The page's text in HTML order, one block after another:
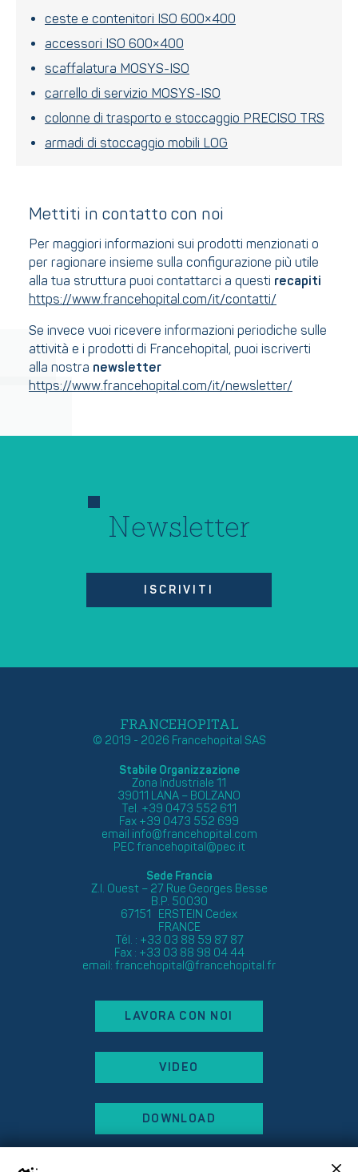
ceste e contenitori ISO 600×400
accessori ISO 600×400
scaffalatura MOSYS-ISO
carrello di servizio MOSYS-ISO
colonne di trasporto e stoccaggio PRECISO TRS
armadi di stoccaggio mobili LOG
Mettiti in contatto con noi
Per maggiori informazioni sui prodotti menzionati o
per ragionare insieme sulla configurazione più utile
alla tua struttura puoi contattarci a questi recapiti
https://www.francehopital.com/it/contatti/
Se invece vuoi ricevere informazioni periodiche sulle
attività e i prodotti di Francehopital, puoi iscriverti
alla nostra newsletter
https://www.francehopital.com/it/newsletter/
Newsletter
ISCRIVITI
FRANCEHOPITAL
© 2019 - 2026 Francehopital SAS
Stabile Organizzazione
Zona Industriale 11
39011 LANA – BOLZANO
Tel. +39 0473 552 611
Fax +39 0473 552 699
email info@francehopital.com
PECfrancehopital@pec.it
Sede Francia
Z.I. Ouest – 27 Rue Georges Besse
B.P. 50030
67151 ERSTEIN Cedex
FRANCE
Tél. : +33 03 88 59 87 87
Fax : +33 03 88 98 04 44
email: francehopital@francehopital.fr
LAVORA CON NOI
VIDEO
DOWNLOAD